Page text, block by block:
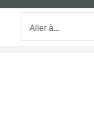
Aller à...